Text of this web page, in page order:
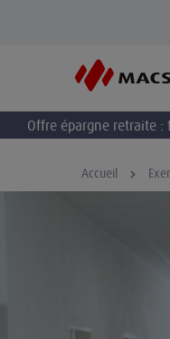
Offre épargne retraite :
Accueil